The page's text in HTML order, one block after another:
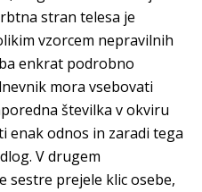
stran telesa je
vzorcem nepravilnih
enkrat podrobno
mora vsebovati
številka v okviru
enak odnos in zaradi tega
V drugem
sestre prejele klic osebe,